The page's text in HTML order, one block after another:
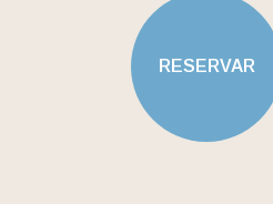
RESERVAR